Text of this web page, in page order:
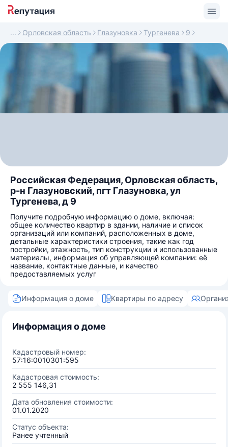
Орловская область Глазуновка Тургенева 9
Российская Федерация, Орловская область,
р-н Глазуновский, пгт Глазуновка, ул
Тургенева, д 9
Получите подробную информацию о доме, включая:
общее количество квартир в здании, наличие и список
организаций или компаний, расположенных в доме,
детальные характеристики строения, такие как год
постройки, этажность, тип конструкции и использованные
материалы, информация об управляющей компании: её
название, контактные данные, и качество
предоставляемых услуг
Информация о доме Квартиры по адресу
Информация о доме
Кадастровый номер:
57:16:0010301:595
Кадастровая стоимость:
2 555 146,31
Дата обновления стоимости:
01.01.2020
Статус объекта:
Ранее учтенный